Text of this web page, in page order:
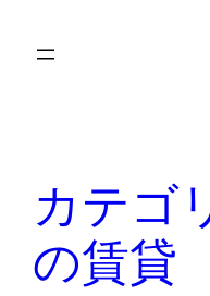
カテゴ
の賃貸